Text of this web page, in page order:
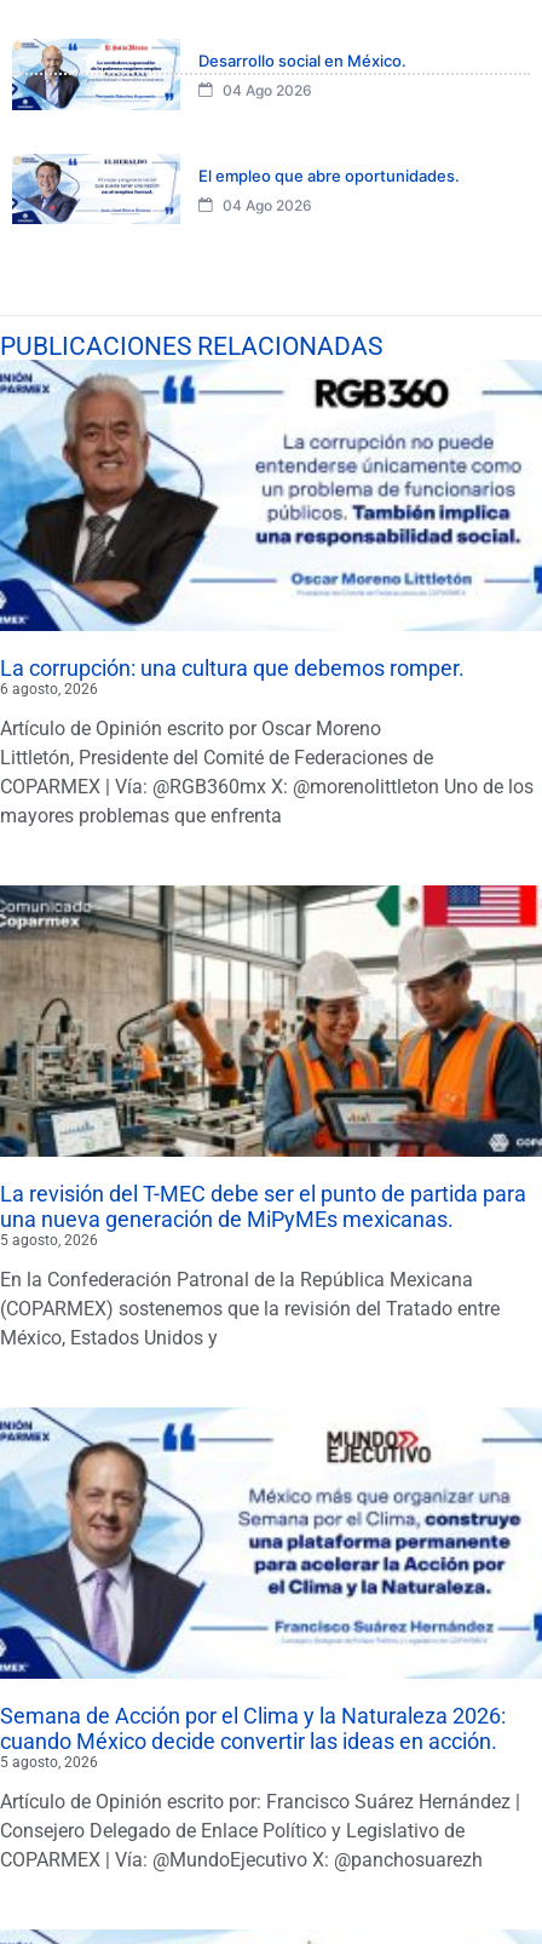
Desarrollo social en México.
04 Ago 2026
El empleo que abre oportunidades.
04 Ago 2026
PUBLICACIONES RELACIONADAS
La corrupción: una cultura que debemos romper.
6 agosto, 2026
Artículo de Opinión escrito por Oscar Moreno
Littletón, Presidente del Comité de Federaciones de
COPARMEX | Vía: @RGB360mx X: @morenolittleton Uno de los
mayores problemas que enfrenta
La revisión del T-MEC debe ser el punto de partida para
una nueva generación de MiPyMEs mexicanas.
5 agosto, 2026
En la Confederación Patronal de la República Mexicana
(COPARMEX) sostenemos que la revisión del Tratado entre
México, Estados Unidos y
Semana de Acción por el Clima y la Naturaleza 2026:
cuando México decide convertir las ideas en acción.
5 agosto, 2026
Artículo de Opinión escrito por: Francisco Suárez Hernández |
Consejero Delegado de Enlace Político y Legislativo de
COPARMEX | Vía: @MundoEjecutivo X: @panchosuarezh